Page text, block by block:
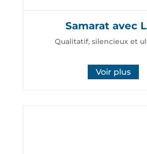
Samarat avec
Qualitatif, silencieux et
Voir plus